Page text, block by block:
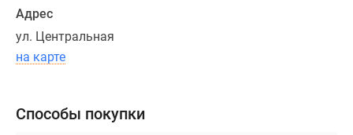
в
цветовых
решениях
Адрес
ул. Центральная
на карте
Способы покупки